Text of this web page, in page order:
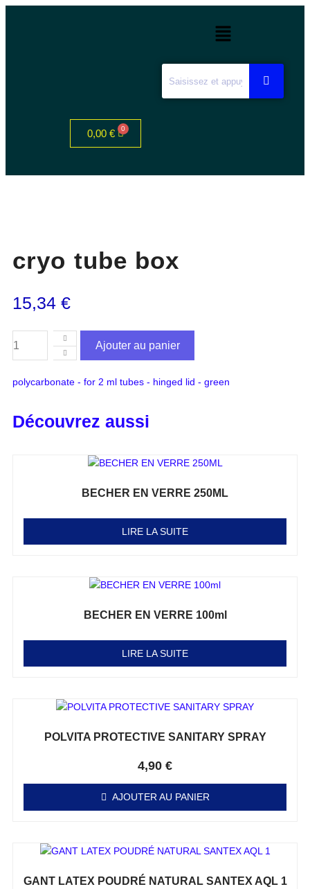
0,00 €
cryo tube box
15,34 €
Ajouter au panier
polycarbonate - for 2 ml tubes - hinged lid - green
Découvrez aussi
BECHER EN VERRE 250ML
LIRE LA SUITE
BECHER EN VERRE 100ml
LIRE LA SUITE
POLVITA PROTECTIVE SANITARY SPRAY
4,90 €
AJOUTER AU PANIER
GANT LATEX POUDRÉ NATURAL SANTEX AQL 1